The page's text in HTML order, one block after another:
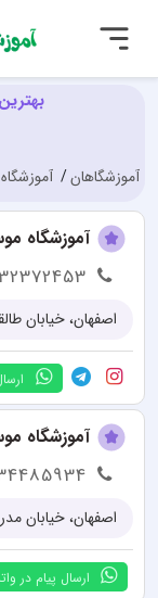
آموزشگاهان
آموزشگاه
آموزشگاه
اصفهان، خیابان
ارسال پیام در